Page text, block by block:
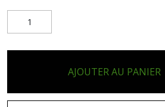
AJOUTER AU PANIER